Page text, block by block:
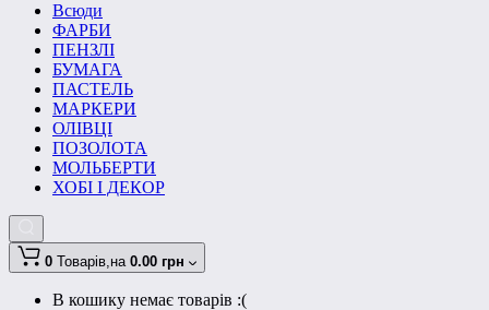
Всюди
ФАРБИ
ПЕНЗЛІ
БУМАГА
ПАСТЕЛЬ
МАРКЕРИ
ОЛІВЦІ
ПОЗОЛОТА
МОЛЬБЕРТИ
ХОБІ І ДЕКОР
0 Товарів,на 0.00 грн
В кошику немає товарів :(